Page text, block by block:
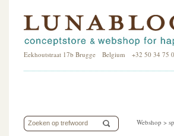
Eekhoutstraat 17b Brugge Belgium +32 50 34 75
Webshop >